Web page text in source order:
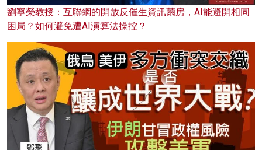
劉寧榮教授：互聯網的開放反催生資訊繭房，AI能避開相同
困局？如何避免遭AI演算法操控？